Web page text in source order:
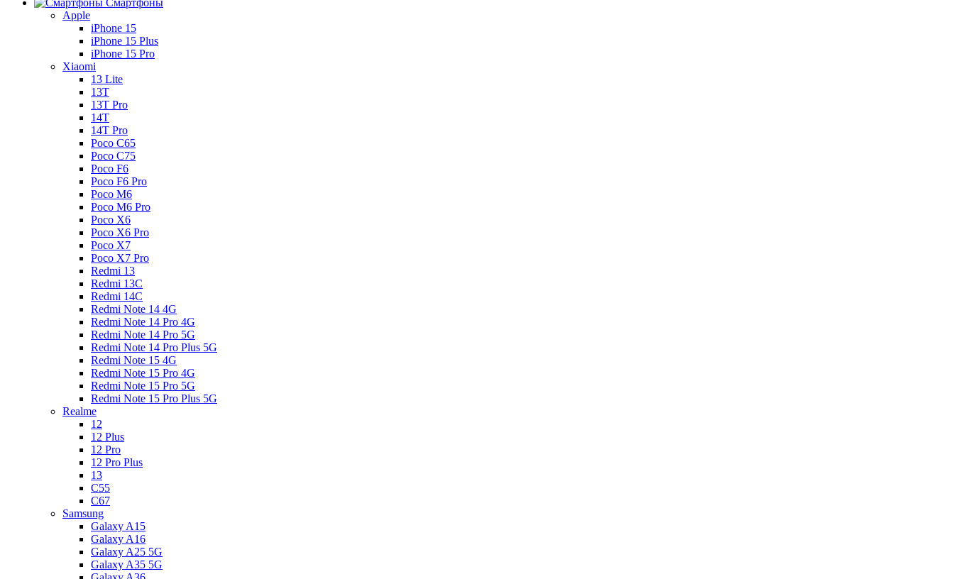
Смартфоны
Apple
iPhone 15
iPhone 15 Plus
iPhone 15 Pro
Xiaomi
13 Lite
13T
13T Pro
14T
14T Pro
Poco C65
Poco C75
Poco F6
Poco F6 Pro
Poco M6
Poco M6 Pro
Poco X6
Poco X6 Pro
Poco X7
Poco X7 Pro
Redmi 13
Redmi 13C
Redmi 14C
Redmi Note 14 4G
Redmi Note 14 Pro 4G
Redmi Note 14 Pro 5G
Redmi Note 14 Pro Plus 5G
Redmi Note 15 4G
Redmi Note 15 Pro 4G
Redmi Note 15 Pro 5G
Redmi Note 15 Pro Plus 5G
Realme
12
12 Plus
12 Pro
12 Pro Plus
13
C55
C67
Samsung
Galaxy A15
Galaxy A16
Galaxy A25 5G
Galaxy A35 5G